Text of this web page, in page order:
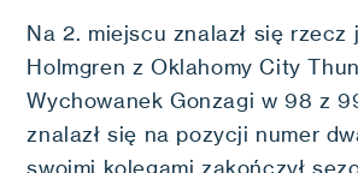
Na 2. miejscu znalazł się rzecz
Holmgren z Oklahomy City
Wychowanek Gonzagi w 98 z
znalazł się na pozycji numer